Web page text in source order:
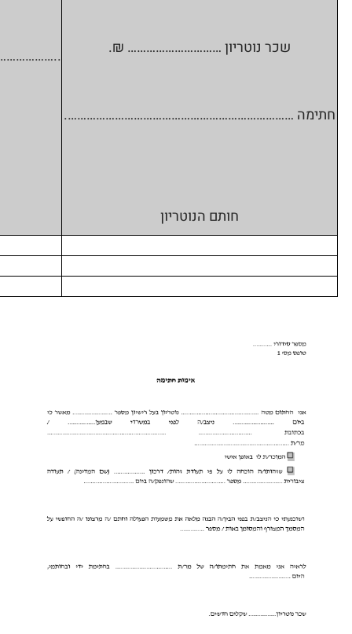
שכר נוטריון ………………………… ₪.
חתימה ……………………………………………………………….
חותם הנוטריון